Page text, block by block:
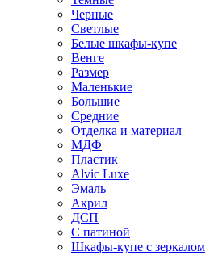
Черные
Светлые
Белые шкафы-купе
Венге
Размер
Маленькие
Большие
Средние
Отделка и материал
МДФ
Пластик
Alvic Luxe
Эмаль
Акрил
ДСП
С патиной
Шкафы-купе с зеркалом